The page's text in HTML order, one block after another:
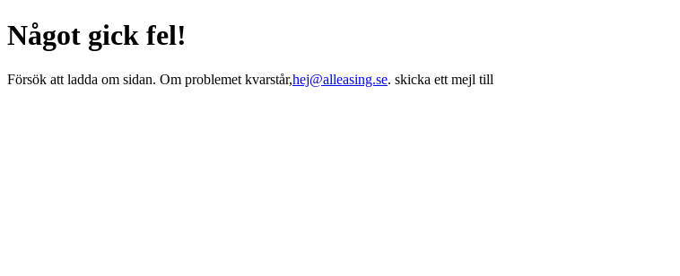
Något gick fel!
Försök att ladda om sidan. Om problemet kvarstår,hej@alleasing.se. skicka ett mejl till